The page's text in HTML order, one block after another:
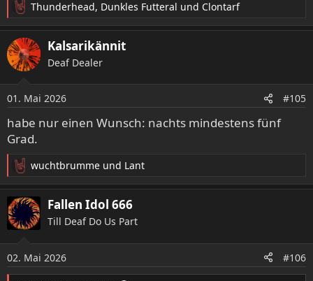
R
e
a
k
t
n
e
n
:
Thunderhead, Dunkles Futteral und Clontarf
Kalsarikännit
Deaf Dealer
01. Mai 2026 #105
habe nur einen Wunsch: nachts mindestens fünf
Grad.
R
e
a
k
t
n
e
wuchtbrumme und Lant
Fallen Idol 666
Till Deaf Do Us Part
02. Mai 2026 #106